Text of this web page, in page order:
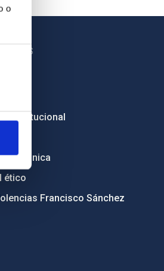
o
ENLACES
institucional
electrónica
ético
Francisco Sánchez